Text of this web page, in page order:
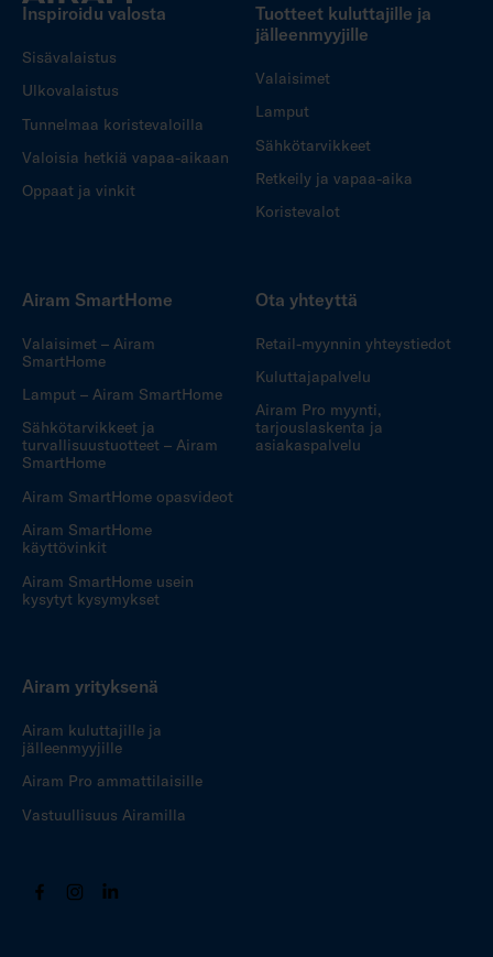
Inspiroidu valosta
Sisävalaistus
Ulkovalaistus
Tunnelmaa koristevaloilla
Valoisia hetkiä vapaa-aikaan
Oppaat ja vinkit
Tuotteet kuluttajille ja
jälleenmyyjille
Valaisimet
Lamput
Sähkötarvikkeet
Retkeily ja vapaa-aika
Koristevalot
Airam SmartHome
Valaisimet – Airam
SmartHome
Lamput – Airam SmartHome
Sähkötarvikkeet ja
turvallisuustuotteet – Airam
SmartHome
Airam SmartHome opasvideot
Airam SmartHome
käyttövinkit
Airam SmartHome usein
kysytyt kysymykset
Ota yhteyttä
Retail-myynnin yhteystiedot
Kuluttajapalvelu
Airam Pro myynti,
tarjouslaskenta ja
asiakaspalvelu
Airam yrityksenä
Airam kuluttajille ja
jälleenmyyjille
Airam Pro ammattilaisille
Vastuullisuus Airamilla